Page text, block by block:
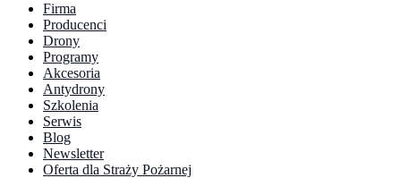
Firma
Producenci
Drony
Programy
Akcesoria
Antydrony
Szkolenia
Serwis
Blog
Newsletter
Oferta dla Straży Pożarnej